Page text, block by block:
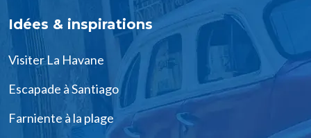
Idées & inspirations
Visiter La Havane
Escapade à Santiago
Farniente à la plage